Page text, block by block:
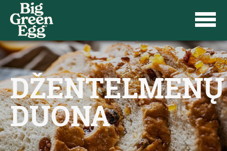
DŽENTELMENŲ
DUONA